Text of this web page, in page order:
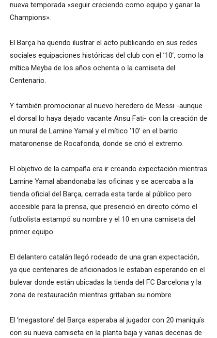
nueva temporada «seguir creciendo como equipo y ganar la
Champions».
El Barça ha querido ilustrar el acto publicando en sus redes
sociales equipaciones históricas del club con el ’10’, como la
mítica Meyba de los años ochenta o la camiseta del
Centenario.
Y también promocionar al nuevo heredero de Messi -aunque
el dorsal lo haya dejado vacante Ansu Fati- con la creación de
un mural de Lamine Yamal y el mítico ’10’ en el barrio
mataronense de Rocafonda, donde se crió el extremo.
El objetivo de la campaña era ir creando expectación mientras
Lamine Yamal abandonaba las oficinas y se acercaba a la
tienda oficial del Barça, cerrada esta tarde al público pero
accesible para la prensa, que presenció en directo cómo el
futbolista estampó su nombre y el 10 en una camiseta del
primer equipo.
El delantero catalán llegó rodeado de una gran expectación,
ya que centenares de aficionados le estaban esperando en el
bulevar donde están ubicadas la tienda del FC Barcelona y la
zona de restauración mientras gritaban su nombre.
El ‘megastore’ del Barça esperaba al jugador con 20 maniquís
con su nueva camiseta en la planta baja y varias decenas de